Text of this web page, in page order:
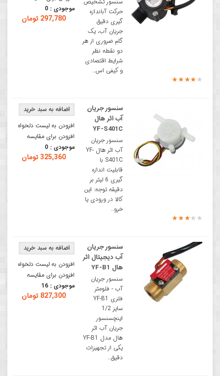
موجودی : 0
297,780 تومان
حرکت آباندازه
گیری دقیق
جریان آب، یک
گام ضروری از هر
دو نقطه نظر
شرایط اقتصادی
و کیفی اس..
افزودن به لیست دلخواه
افزودن برای مقایسه
موجودی : 0
325,360 تومان
سنسور جریان
آب اثر هال
YF-S401C
سنسور جریان
آب اثر هال YF-
S401C با
قابلیت اندازه
گیری 6 لیتر بر
دقیقه توجه: این
کالا در ورودی یا
خرو..
افزودن به لیست دلخواه
افزودن برای مقایسه
موجودی : 16
827,300 تومان
سنسور جریان
آب دیجیتال اثر
هال YF-B1
سنسور جریان
آب - فلومتر
فلزی YF-B1
سایز 1/2
اینچسنسور
جریان آب اثر
هال مدل YF-B1
یکی از تجهیزات
دقیق..